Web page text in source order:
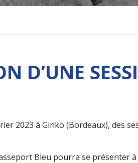
D’UNE
2023 à Ginko (Bordeaux), des
Bleu pourra se présenter